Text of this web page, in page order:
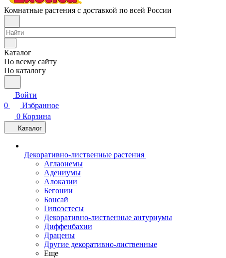
Комнатные растения с доставкой по всей России
Каталог
По всему сайту
По каталогу
Войти
0
Избранное
0 Корзина
Каталог
Декоративно-лиственные растения
Аглаонемы
Адениумы
Алоказии
Бегонии
Бонсай
Гипоэстесы
Декоративно-лиственные антуриумы
Диффенбахии
Драцены
Другие декоративно-лиственные
Еще